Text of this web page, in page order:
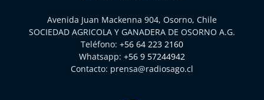
Avenida Juan Mackenna 904, Osorno, Chile
SOCIEDAD AGRICOLA Y GANADERA DE OSORNO A.G.
Teléfono: +56 64 223 2160
Whatsapp: +56 9 57244942
Contacto: prensa@radiosago.cl